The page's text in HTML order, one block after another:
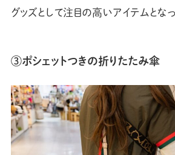
グッズとして注目の高いアイテムとな
③ポシェットつきの折りたたみ傘